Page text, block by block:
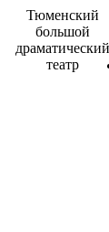
Тюменский
большой
драматический
театр